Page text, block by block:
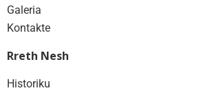
Galeria
Kontakte
Rreth Nesh
Historiku